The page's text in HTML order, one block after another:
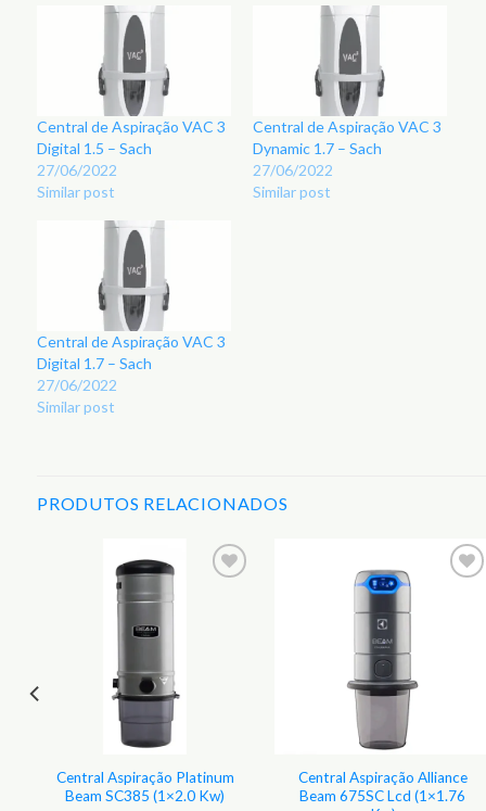
Central de Aspiração VAC 3
Digital 1.5 – Sach
27/06/2022
Similar post
Central de Aspiração VAC 3
Dynamic 1.7 – Sach
27/06/2022
Similar post
Central de Aspiração VAC 3
Digital 1.7 – Sach
27/06/2022
Similar post
PRODUTOS RELACIONADOS
Central Aspiração Platinum
Beam SC385 (1×2.0 Kw)
Central Aspiração Alliance
Beam 675SC Lcd (1×1.76